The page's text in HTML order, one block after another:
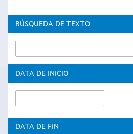
BÚSQUEDA DE TEXTO
DATA DE INICIO
de
DATA DE FIN